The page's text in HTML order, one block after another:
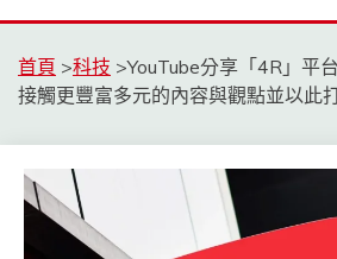
首頁 >科技 >YouTube分享「4R」平
接觸更豐富多元的內容與觀點並以此